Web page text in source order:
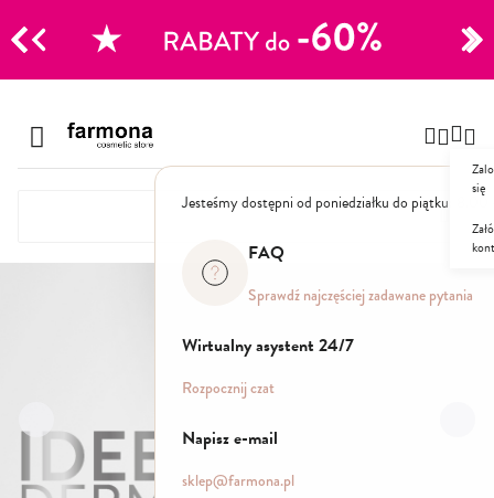
treści
Jesteśmy dostępni od poniedziałku do piątku:
FAQ
Sprawdź najczęściej zadawane pytania
Wirtualny asystent 24/7
Rozpocznij czat
Napisz e-mail
sklep@farmona.pl
się
Szampony
Mgiełki
Stylizacja